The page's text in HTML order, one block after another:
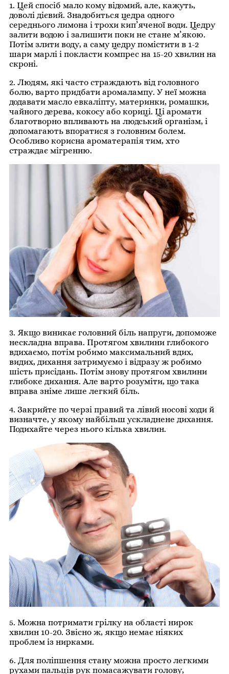
1. Цей спосіб мало кому відомий, але, кажуть,
доволі дієвий. Знадобиться цедра одного
середнього лимона і трохи кип’яченої води. Цедру
залити водою і залишити поки не стане м’якою.
Потім злити воду, а саму цедру помістити в 1-2
шари марлі і покласти компрес на 15-20 хвилин на
скроні.
2. Людям, які часто страждають від головного
болю, варто придбати аромалампу. У неї можна
додавати масло евкаліпту, материнки, ромашки,
чайного дерева, кокосу або кориці. Ці аромати
благотворно впливають на людський організм, і
допомагають впоратися з головним болем.
Особливо корисна ароматерапія тим, хто
страждає мігренню.
3. Якщо виникає головний біль напруги, допоможе
нескладна вправа. Протягом хвилини глибокого
вдихаємо, потім робимо максимальний вдих,
видих, дихання затримуємо і відразу ж робимо
шість присідань. Потім знову протягом хвилини
глибоке дихання. Але варто розуміти, що така
вправа зніме лише легкий біль.
4. Закрийте по черзі правий та лівий носові ходи й
визначте, у якому найбільш ускладнене дихання.
Подихайте через нього кілька хвилин.
5. Можна потримати грілку на області нирок
хвилин 10-20. Звісно ж, якщо немає ніяких
проблем із нирками.
6. Для поліпшення стану можна просто легкими
рухами пальців рук помасажувати голову,